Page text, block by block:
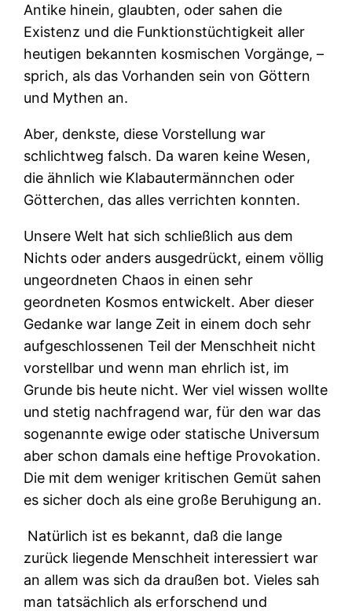
Antike hinein, glaubten, oder sahen die
Existenz und die Funktionstüchtigkeit aller
heutigen bekannten kosmischen Vorgänge, –
sprich, als das Vorhanden sein von Göttern
und Mythen an.
Aber, denkste, diese Vorstellung war
schlichtweg falsch. Da waren keine Wesen,
die ähnlich wie Klabautermännchen oder
Götterchen, das alles verrichten konnten.
Unsere Welt hat sich schließlich aus dem
Nichts oder anders ausgedrückt, einem völlig
ungeordneten Chaos in einen sehr
geordneten Kosmos entwickelt. Aber dieser
Gedanke war lange Zeit in einem doch sehr
aufgeschlossenen Teil der Menschheit nicht
vorstellbar und wenn man ehrlich ist, im
Grunde bis heute nicht. Wer viel wissen wollte
und stetig nachfragend war, für den war das
sogenannte ewige oder statische Universum
aber schon damals eine heftige Provokation.
Die mit dem weniger kritischen Gemüt sahen
es sicher doch als eine große Beruhigung an.
Natürlich ist es bekannt, daß die lange
zurück liegende Menschheit interessiert war
an allem was sich da draußen bot. Vieles sah
man tatsächlich als erforschend und